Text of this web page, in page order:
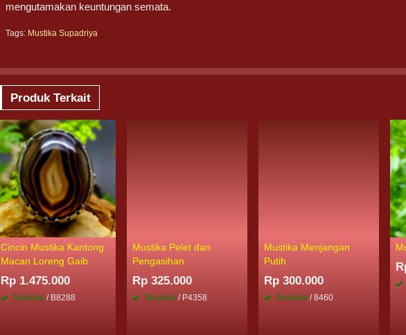
mengutamakan keuntungan semata.
Tags: Mustika Supadriya
Produk Terkait
Cincin Mustika Kantong
Macan Loreng Gaib
Rp 1.475.000
Tersedia / B8288
Mustika Pelet dan
Pengasihan
Rp 325.000
Tersedia / P4358
Mustika Menjangan
Putih
Rp 300.000
Tersedia / 8460